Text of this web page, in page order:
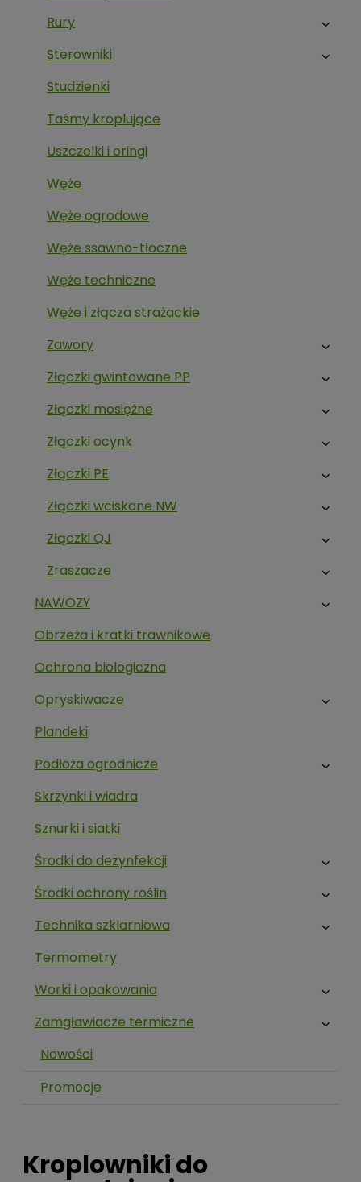
Rury
Sterowniki
Studzienki
Taśmy kroplujące
Uszczelki i oringi
Węże
Węże ogrodowe
Węże ssawno-tłoczne
Węże techniczne
Węże i złącza strażackie
Zawory
Złączki gwintowane PP
Złączki mosiężne
Złączki ocynk
Złączki PE
Złączki wciskane NW
Złączki QJ
Zraszacze
NAWOZY
Obrzeża i kratki trawnikowe
Ochrona biologiczna
Opryskiwacze
Plandeki
Podłoża ogrodnicze
Skrzynki i wiadra
Sznurki i siatki
Środki do dezynfekcji
Środki ochrony roślin
Technika szklarniowa
Termometry
Worki i opakowania
Zamgławiacze termiczne
Nowości
Promocje
Kroplowniki do